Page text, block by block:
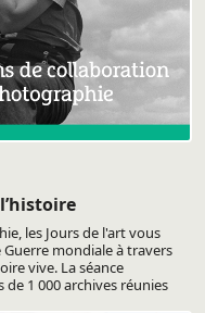
les Jours de l'art vous
mondiale à travers
vive. La séance
1 000 archives réunies